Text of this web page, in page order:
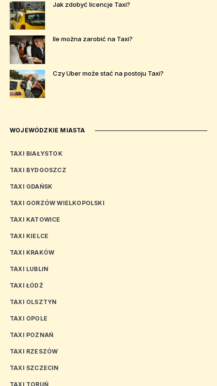
Jak zdobyć licencje Taxi?
Ile można zarobić na Taxi?
Czy Uber może stać na postoju Taxi?
WOJEWÓDZKIE MIASTA
TAXI BIAŁYSTOK
TAXI BYDGOSZCZ
TAXI GDAŃSK
TAXI GORZÓW WIELKOPOLSKI
TAXI KATOWICE
TAXI KIELCE
TAXI KRAKÓW
TAXI LUBLIN
TAXI ŁÓDŹ
TAXI OLSZTYN
TAXI OPOLE
TAXI POZNAŃ
TAXI RZESZÓW
TAXI SZCZECIN
TAXI TORUŃ